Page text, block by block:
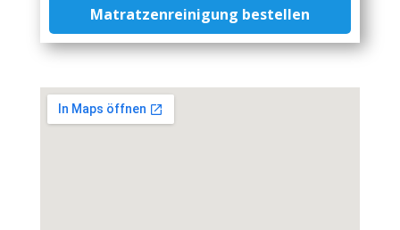
Matratzenreinigung bestellen